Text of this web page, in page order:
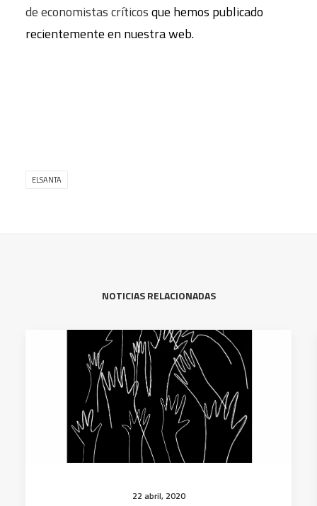
de economistas críticosque hemos publicado
recientemente en nuestra web.
ELSANTA
NOTICIAS RELACIONADAS
22 abril, 2020